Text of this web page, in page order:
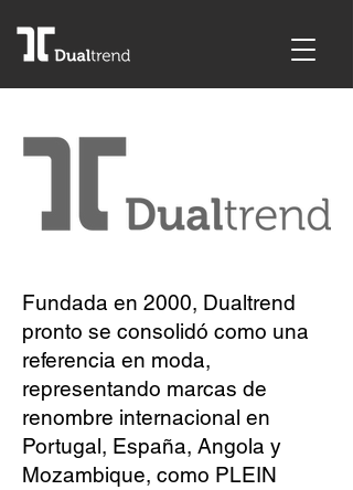
Fundada en 2000, Dualtrend
pronto se consolidó como una
referencia en moda,
representando marcas de
renombre internacional en
Portugal, España, Angola y
Mozambique, como PLEIN